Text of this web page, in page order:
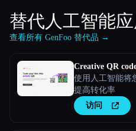
替代人工智能
查看所有 GenFoo 替代品 →
Creative QR
使用人工智能将
提高转化率
访问